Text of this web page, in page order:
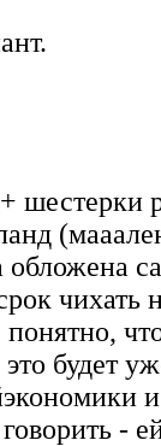
шестерки
обложена
чихать
будет
-